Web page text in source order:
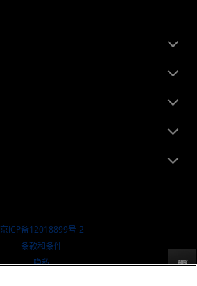
反馈
京ICP备12018899号-2
​条款和条件
隐私